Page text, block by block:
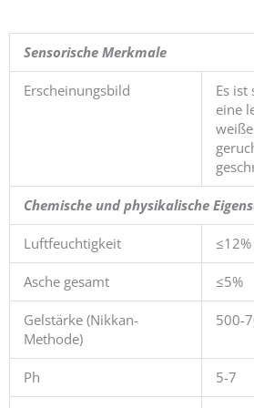
Sensorische Merkmale
Erscheinungsbild
Es
eine
Chemische und physikalische
Luftfeuchtigkeit ≤12%
Asche gesamt ≤5%
Gelstärke (Nikkan-
Methode)
500-
Ph 5-7